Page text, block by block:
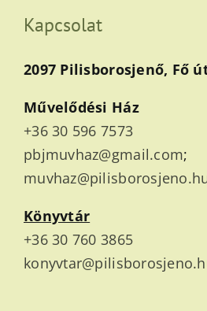
Kapcsolat
2097 Pilisborosjenő, Fő
Művelődési Ház
+36 30 596 7573
pbjmuvhaz@gmail.com;
Könyvtár
+36 30 760 3865